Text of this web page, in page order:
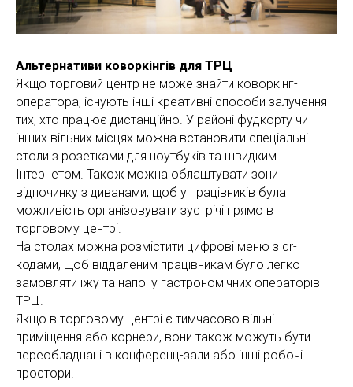
Альтернативи коворкінгів для ТРЦ
Якщо торговий центр не може знайти коворкінг-
оператора, існують інші креативні способи залучення
тих, хто працює дистанційно. У районі фудкорту чи
інших вільних місцях можна встановити спеціальні
столи з розетками для ноутбуків та швидким
Інтернетом. Також можна облаштувати зони
відпочинку з диванами, щоб у працівників була
можливість організовувати зустрічі прямо в
торговому центрі.
На столах можна розмістити цифрові меню з qr-
кодами, щоб віддаленим працівникам було легко
замовляти їжу та напої у гастрономічних операторів
ТРЦ.
Якщо в торговому центрі є тимчасово вільні
приміщення або корнери, вони також можуть бути
переобладнані в конференц-зали або інші робочі
простори.